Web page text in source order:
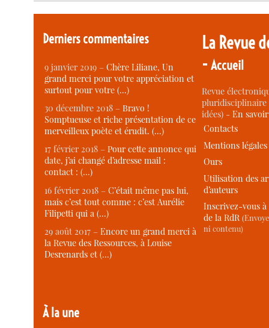
Derniers commentaires
9 janvier 2019 –Chère Liliane, Un
grand merci pour votre appréciation et
surtout pour votre (…)
30 décembre 2018 –Bravo !
Somptueuse et riche présentation de ce
merveilleux poète et érudit. (…)
17 février 2018 –Pour cette annonce qui
date, j’ai changé d’adresse mail :
contact : (…)
16 février 2018 –C’était même pas lui,
mais c’est tout comme : c’est Aurélie
Filipetti qui a (…)
29 août 2017 –Encore un grand merci à
la Revue des Ressources, à Louise
Desrenards et (…)
À la une
La Revue
-Accueil
Revue
idées) -En
Contacts
Mentions légales
Ours
Utilisation des
d’auteurs
Inscrivez-vous
de la RdR
ni contenu)